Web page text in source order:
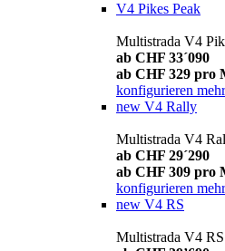
V4 Pikes Peak
Multistrada V4
ab CHF 33´090
ab CHF 329 pro
konfigurieren
new V4 Rally
Multistrada V4
ab CHF 29´290
ab CHF 309 pro
konfigurieren
new V4 RS
Multistrada V4 RS